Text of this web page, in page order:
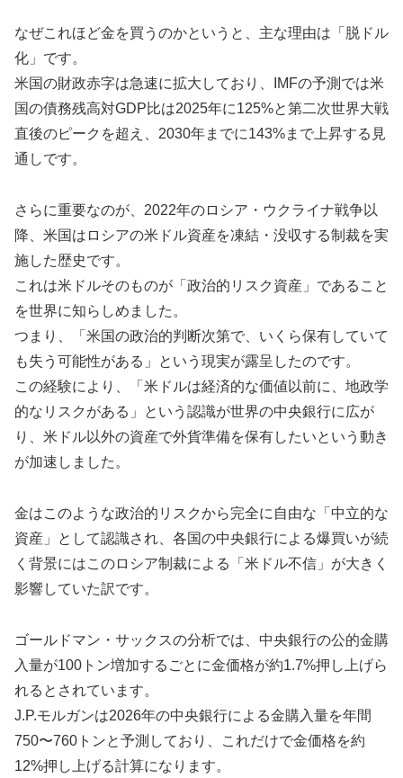
なぜこれほど金を買うのかというと、主な理由は「脱ドル
化」です。
米国の財政赤字は急速に拡大しており、IMFの予測では米
国の債務残高対GDP比は2025年に125%と第二次世界大戦
直後のピークを超え、2030年までに143%まで上昇する見
通しです。
さらに重要なのが、2022年のロシア・ウクライナ戦争以
降、米国はロシアの米ドル資産を凍結・没収する制裁を実
施した歴史です。
これは米ドルそのものが「政治的リスク資産」であること
を世界に知らしめました。
つまり、「米国の政治的判断次第で、いくら保有していて
も失う可能性がある」という現実が露呈したのです。
この経験により、「米ドルは経済的な価値以前に、地政学
的なリスクがある」という認識が世界の中央銀行に広が
り、米ドル以外の資産で外貨準備を保有したいという動き
が加速しました。
金はこのような政治的リスクから完全に自由な「中立的な
資産」として認識され、各国の中央銀行による爆買いが続
く背景にはこのロシア制裁による「米ドル不信」が大きく
影響していた訳です。
ゴールドマン・サックスの分析では、中央銀行の公的金購
入量が100トン増加するごとに金価格が約1.7%押し上げら
れるとされています。
J.P.モルガンは2026年の中央銀行による金購入量を年間
750〜760トンと予測しており、これだけで金価格を約
12%押し上げる計算になります。